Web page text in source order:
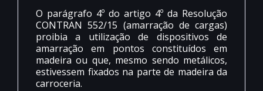
O parágrafo 4º do artigo 4º da Resolução
CONTRAN 552/15 (amarração de cargas)
proibia a utilização de dispositivos de
amarração em pontos constituídos em
madeira ou que, mesmo sendo metálicos,
estivessem fixados na parte de madeira da
carroceria.